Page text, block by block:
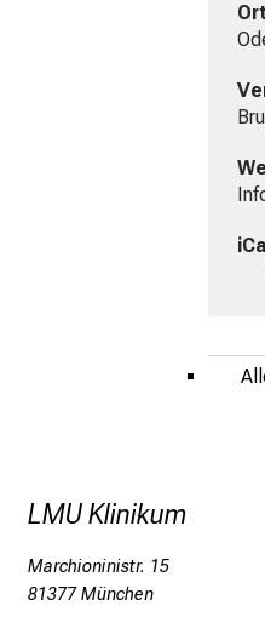
Ort
LMU Klinikum
Marchioninistr. 15
81377 München